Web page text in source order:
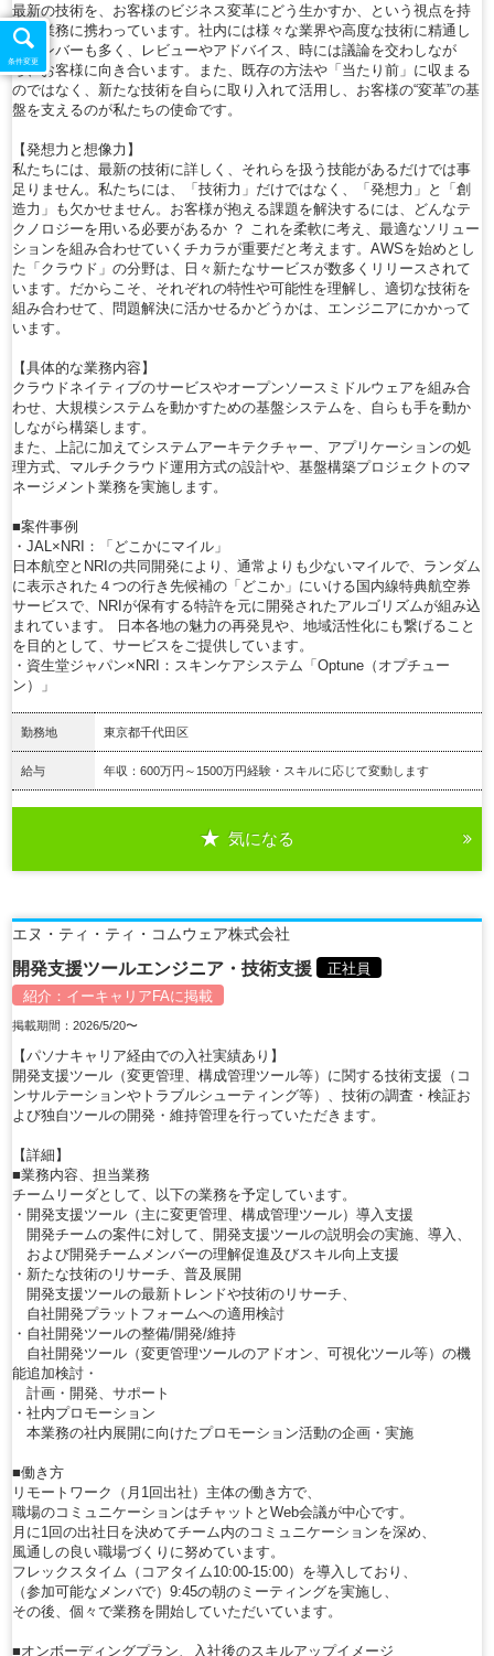
最新の技術を、お客様のビジネス変革にどう生かすか、という視点を持
って業務に携わっています。社内には様々な業界や高度な技術に精通し
たメンバーも多く、レビューやアドバイス、時には議論を交わしなが
ら、お客様に向き合います。また、既存の方法や「当たり前」に収まる
のではなく、新たな技術を自らに取り入れて活用し、お客様の“変革”の基
盤を支えるのが私たちの使命です。
【発想力と想像力】
私たちには、最新の技術に詳しく、それらを扱う技能があるだけでは事
足りません。私たちには、「技術力」だけではなく、「発想力」と「創
造力」も欠かせません。お客様が抱える課題を解決するには、どんなテ
クノロジーを用いる必要があるか ？ これを柔軟に考え、最適なソリュー
ションを組み合わせていくチカラが重要だと考えます。AWSを始めとし
た「クラウド」の分野は、日々新たなサービスが数多くリリースされて
います。だからこそ、それぞれの特性や可能性を理解し、適切な技術を
組み合わせて、問題解決に活かせるかどうかは、エンジニアにかかって
います。
【具体的な業務内容】
クラウドネイティブのサービスやオープンソースミドルウェアを組み合
わせ、大規模システムを動かすための基盤システムを、自らも手を動か
しながら構築します。
また、上記に加えてシステムアーキテクチャー、アプリケーションの処
理方式、マルチクラウド運用方式の設計や、基盤構築プロジェクトのマ
ネージメント業務を実施します。
■案件事例
・JAL×NRI：「どこかにマイル」
日本航空とNRIの共同開発により、通常よりも少ないマイルで、ランダム
に表示された４つの行き先候補の「どこか」にいける国内線特典航空券
サービスで、NRIが保有する特許を元に開発されたアルゴリズムが組み込
まれています。 日本各地の魅力の再発見や、地域活性化にも繋げること
を目的として、サービスをご提供しています。
・資生堂ジャパン×NRI：スキンケアシステム「Optune（オプチュー
ン）」
勤務地 東京都千代田区
給与 年収：600万円～1500万円経験・スキルに応じて変動します
気になる
エヌ・ティ・ティ・コムウェア株式会社
開発支援ツールエンジニア・技術支援
正社員
紹介： イーキャリアFAに掲載
掲載期間：2026/5/20〜
【パソナキャリア経由での入社実績あり】
開発支援ツール（変更管理、構成管理ツール等）に関する技術支援（コ
ンサルテーションやトラブルシューティング等）、技術の調査・検証お
よび独自ツールの開発・維持管理を行っていただきます。
【詳細】
■業務内容、担当業務
チームリーダとして、以下の業務を予定しています。
・開発支援ツール（主に変更管理、構成管理ツール）導入支援
開発チームの案件に対して、開発支援ツールの説明会の実施、導入、
および開発チームメンバーの理解促進及びスキル向上支援
・新たな技術のリサーチ、普及展開
開発支援ツールの最新トレンドや技術のリサーチ、
自社開発プラットフォームへの適用検討
・自社開発ツールの整備/開発/維持
自社開発ツール（変更管理ツールのアドオン、可視化ツール等）の機
能追加検討・
計画・開発、サポート
・社内プロモーション
本業務の社内展開に向けたプロモーション活動の企画・実施
■働き方
リモートワーク（月1回出社）主体の働き方で、
職場のコミュニケーションはチャットとWeb会議が中心です。
月に1回の出社日を決めてチーム内のコミュニケーションを深め、
風通しの良い職場づくりに努めています。
フレックスタイム（コアタイム10:00-15:00）を導入しており、
（参加可能なメンバで）9:45の朝のミーティングを実施し、
その後、個々で業務を開始していただいています。
■オンボーディングプラン、入社後のスキルアップイメージ
条件変更